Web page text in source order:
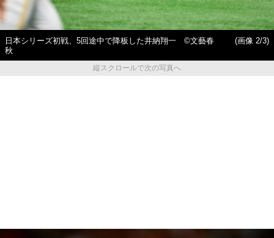
日本シリーズ初戦、5回途中で降板した井納翔一 ©文藝春
秋
(画像 2/3)
縦スクロールで次の写真へ